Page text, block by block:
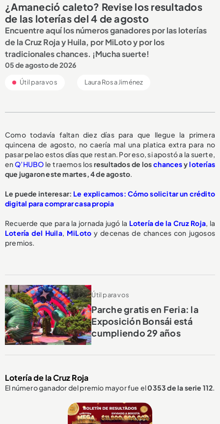
¿Amaneció caleto? Revise los resultados
de las loterías del 4 de agosto
Encuentre aquí los números ganadores por las loterías
de la Cruz Roja y Huila, por MiLoto y por los
tradicionales chances. ¡Mucha suerte!
05 de agosto de 2026
Útil para vos Laura Rosa Jiménez
Como todavía faltan diez días para que llegue la primera
quincena de agosto, no caería mal una platica extra para no
pasar pelao estos días que restan. Por eso, si apostó a la suerte,
enQ’HUBO le traemos losresultados de loschancesyloterías
que jugaron este martes, 4 de agosto.
Le puede interesar: Le explicamos: Cómo solicitar un crédito
digital para comprar casa propia
Recuerde que para la jornada jugó la Lotería de la Cruz Roja, la
Lotería del Huila, MiLoto y decenas de chances con jugosos
premios.
Útil para vos
Parche gratis en Feria: la
Exposición Bonsái está
cumpliendo 29 años
Lotería de la Cruz Roja
El número ganador del premio mayor fue el0353de la serie 112.